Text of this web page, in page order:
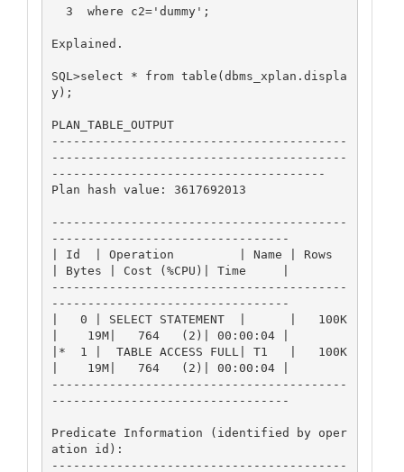
Explained.
SQL>select * from table(dbms_xplan.displa
y);
PLAN_TABLE_OUTPUT
-----------------------------------------
-----------------------------------------
--------------------------------------
Plan hash value: 3617692013
-----------------------------------------
---------------------------------
| Id  | Operation         | Name | Rows
| Bytes | Cost (%CPU)| Time     |
-----------------------------------------
---------------------------------
|   0 | SELECT STATEMENT  |      |   100K
|    19M|   764   (2)| 00:00:04 |
|*  1 |  TABLE ACCESS FULL| T1   |   100K
|    19M|   764   (2)| 00:00:04 |
-----------------------------------------
---------------------------------
Predicate Information (identified by oper
ation id):
-----------------------------------------